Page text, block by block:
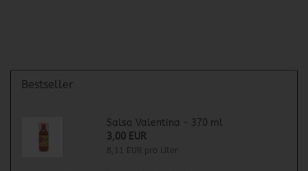
Bestseller
Salsa Valentina - 370 ml
3,00 EUR
8,11 EUR pro Liter